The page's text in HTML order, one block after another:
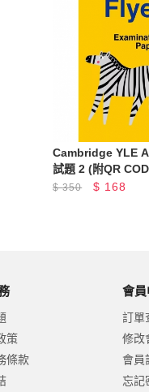
Cambridge YLE
試題 2 (附QR
$350 $ 168
策
條款
會員
訂單
修改
會員
忘記